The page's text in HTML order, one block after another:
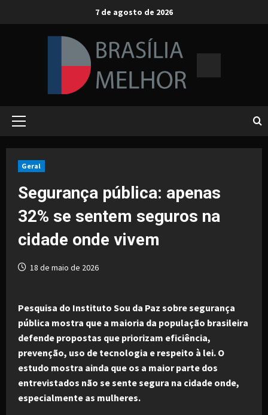
7 de agosto de 2026
Primary
Geral
Segurança pública: apenas
32% se sentem seguros na
cidade onde vivem
18 de maio de 2026
Pesquisa do Instituto Sou da Paz sobre segurança
pública mostra que a maioria da população brasileira
defende propostas que priorizam eficiência,
prevenção, uso de tecnologia e respeito à lei. O
estudo mostra ainda que os a maior parte dos
entrevistados não se sente segura na cidade onde,
especialmente as mulheres.